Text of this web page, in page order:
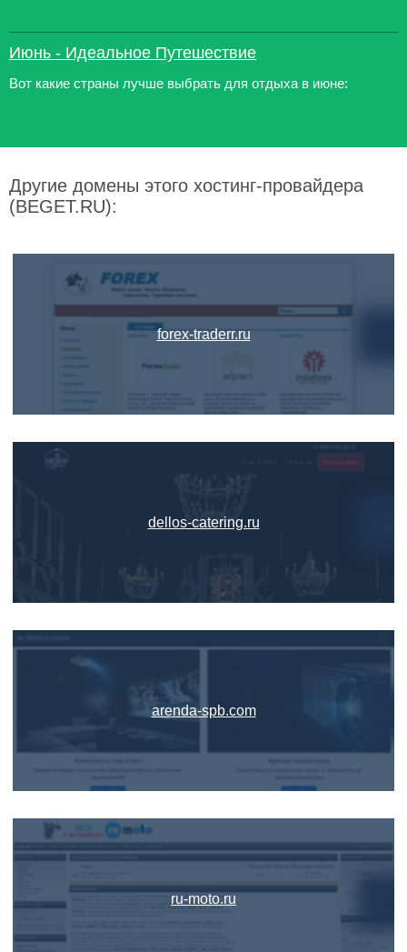
Июнь - Идеальное Путешествие
Вот какие страны лучше выбрать для отдыха в июне:
Другие домены этого хостинг-провайдера
(BEGET.RU):
forex-traderr.ru
dellos-catering.ru
arenda-spb.com
ru-moto.ru